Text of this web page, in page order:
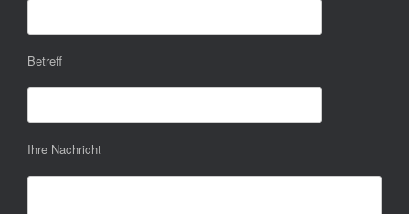
Betreff
Ihre Nachricht